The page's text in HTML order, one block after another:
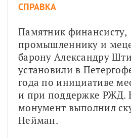
СПРАВКА
Памятник финансисту,
промышленнику и
барону Александру
установили в
года по инициативе
и при поддержке РЖД.
монумент выполнил
Нейман.